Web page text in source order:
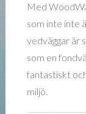
Med
som inte inte
vedväggar är
som en
fantastiskt
miljö.